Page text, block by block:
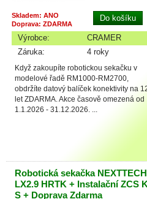
Skladem: ANO
Doprava: ZDARMA
Výrobce:
CRAMER
Záruka:
4 roky
Když zakoupíte robotickou sekačku v
modelové řadě RM1000-RM2700,
obdržíte datový balíček konektivity na
let ZDARMA. Akce časově omezená od
1.1.2026 - 31.12.2026. ...
Robotická sekačka NEXTTECH
LX2.9 HRTK + Instalační ZCS
S + Doprava Zdarma